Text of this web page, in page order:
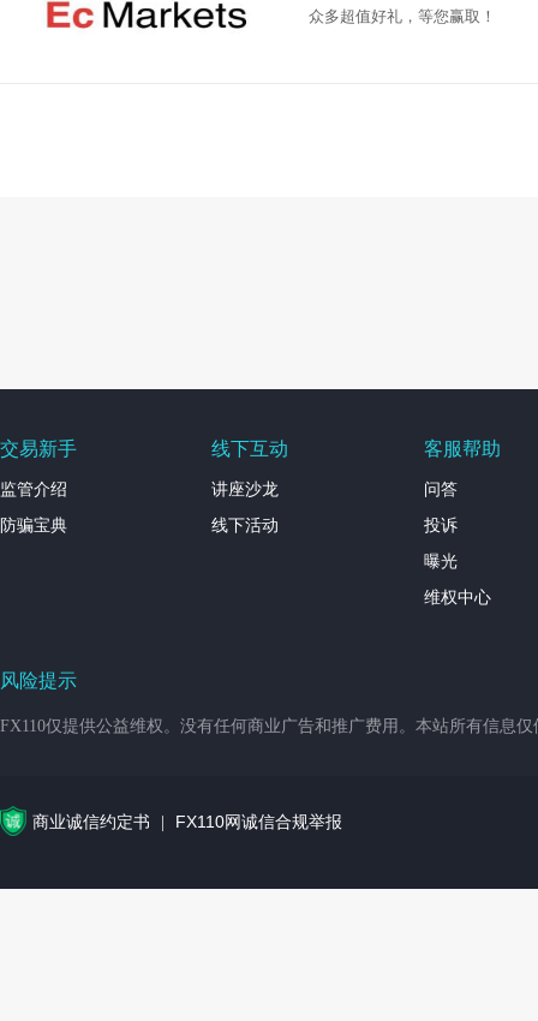
众多超值好礼，等您赢取！
交易新手
监管介绍
防骗宝典
线下互动
讲座沙龙
线下活动
客服帮助
问答
投诉
曝光
维权中心
风险提示
FX110仅提供公益维权。没有任何商业广告和推广费用。本站所有信息
商业诚信约定书 FX110网诚信合规举报